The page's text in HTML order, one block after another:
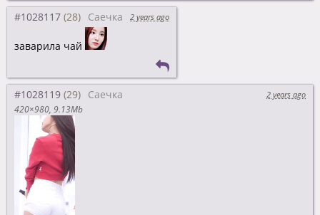
#1028117 Саечка 2 years ago
заварила чай
#1028119 Саечка
2 years ago
420×980 9.13Mb